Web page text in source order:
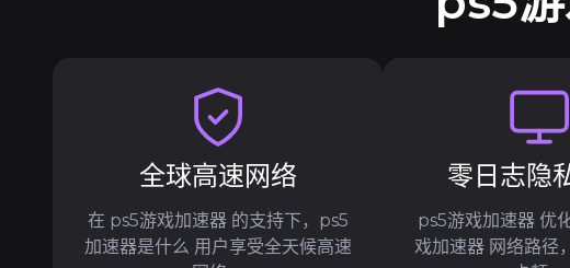
全球高速网络
在 ps5游戏加速器 的支持下，ps5
加速器是什么 用户享受全天候高速
零日志隐
ps5游戏加速器 优
戏加速器 网络路径